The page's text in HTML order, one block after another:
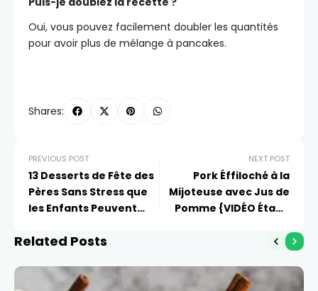
Oui, vous pouvez facilement doubler les quantités
pour avoir plus de mélange à pancakes.
Shares:
PREVIOUS POST
13 Desserts de Fête des
Pères Sans Stress que
les Enfants Peuvent
NEXT POST
Pork Éffiloché à la
Mijoteuse avec Jus de
Pomme {VIDÉO Étape
Related Posts